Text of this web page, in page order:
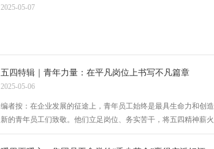
2025-05-07
五四特辑｜青年力量：在平凡岗位上书写不凡篇章
2025-05-06
编者按：在企业发展的征途上，青年员工始终是最具生命力和创
新的青年员工们致敬。他们立足岗位、务实苦干，将五四精神薪